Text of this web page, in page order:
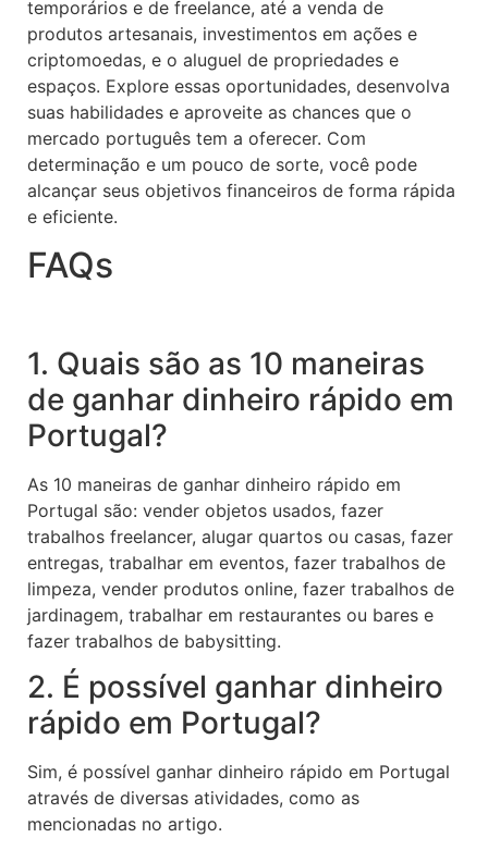
temporários e de freelance, até a venda de
produtos artesanais, investimentos em ações e
criptomoedas, e o aluguel de propriedades e
espaços. Explore essas oportunidades, desenvolva
suas habilidades e aproveite as chances que o
mercado português tem a oferecer. Com
determinação e um pouco de sorte, você pode
alcançar seus objetivos financeiros de forma rápida
e eficiente.
FAQs
1. Quais são as 10 maneiras
de ganhar dinheiro rápido em
Portugal?
As 10 maneiras de ganhar dinheiro rápido em
Portugal são: vender objetos usados, fazer
trabalhos freelancer, alugar quartos ou casas, fazer
entregas, trabalhar em eventos, fazer trabalhos de
limpeza, vender produtos online, fazer trabalhos de
jardinagem, trabalhar em restaurantes ou bares e
fazer trabalhos de babysitting.
2. É possível ganhar dinheiro
rápido em Portugal?
Sim, é possível ganhar dinheiro rápido em Portugal
através de diversas atividades, como as
mencionadas no artigo.